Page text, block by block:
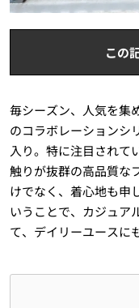
この
毎シーズン、人気を集
のコラボレーションシ
入り。特に注目されて
触りが抜群の高品質な
けでなく、着心地も申
いうことで、カジュア
て、デイリーユースに